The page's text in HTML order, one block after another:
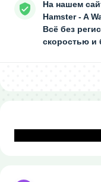
На нашем
Hamster - A
Всё без
скоростью и